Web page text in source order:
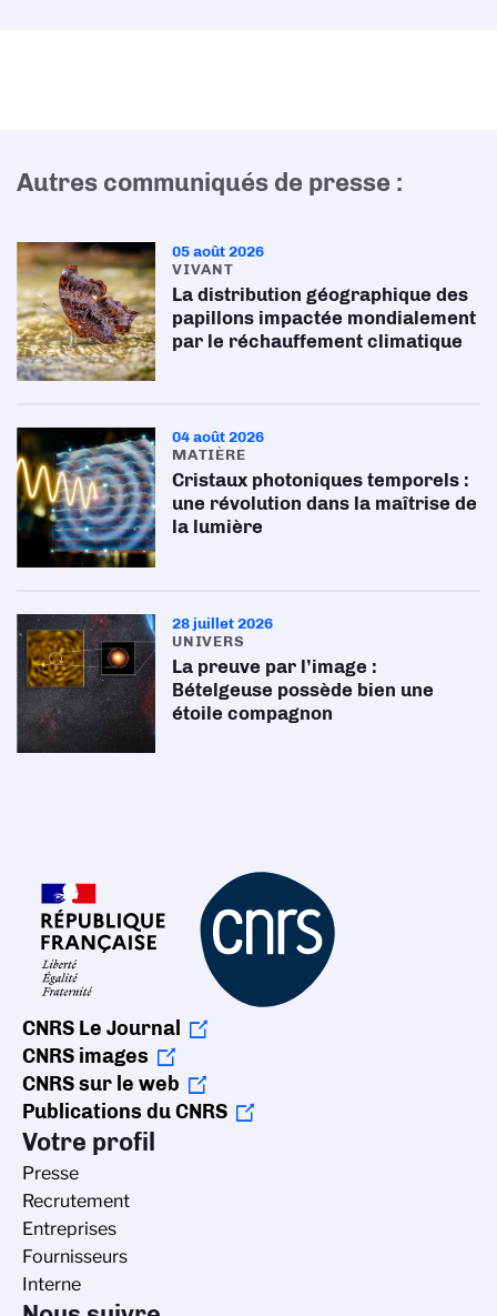
Autres communiqués de presse :
05 août 2026
VIVANT
La distribution géographique des
papillons impactée mondialement
par le réchauffement climatique
04 août 2026
MATIÈRE
Cristaux photoniques temporels :
une révolution dans la maîtrise de
la lumière
28 juillet 2026
UNIVERS
La preuve par l’image :
Bételgeuse possède bien une
étoile compagnon
CNRS Le Journal
CNRS images
CNRS sur le web
Publications du CNRS
Votre profil
Presse
Recrutement
Entreprises
Fournisseurs
Interne